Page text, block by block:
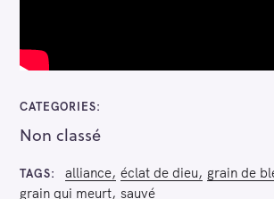
CATEGORIES
Non classé
TAGS alliance éclat de dieu
grain de
grain qui meurt sauvé